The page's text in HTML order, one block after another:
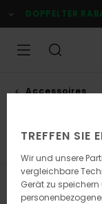
zur
Produkt
springen
DOPPELTER
Accessoires
Filtern &
TREFFEN SIE
Wir und unsere
vergleichbare
Gerät zu